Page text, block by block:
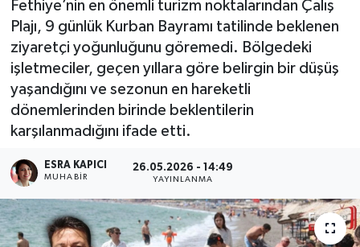
Fethiye’nin en önemli turizm noktalarından Çalış
Plajı, 9 günlük Kurban Bayramı tatilinde beklenen
ziyaretçi yoğunluğunu göremedi. Bölgedeki
işletmeciler, geçen yıllara göre belirgin bir düşüş
yaşandığını ve sezonun en hareketli
dönemlerinden birinde beklentilerin
karşılanmadığını ifade etti.
ESRA KAPICI
MUHABİR
26.05.2026 - 14:49
YAYINLANMA
Kültür
Magazin
Spor
Turizm
Tüm Manşetler
Son Dakika Haberleri
Haber Arşivi